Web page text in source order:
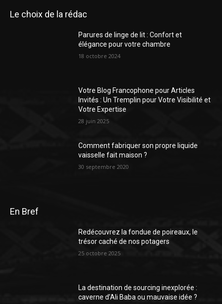
Le choix de la rédac
Parures de linge de lit : Confort et
élégance pour votre chambre
18 octobre 2024
Votre Blog Francophone pour Articles
Invités : Un Tremplin pour Votre Visibilité et
Votre Expertise
28 juin 2025
Comment fabriquer son propre liquide
vaisselle fait maison ?
30 septembre 2020
En Bref
Redécouvrez la fondue de poireaux, le
trésor caché de nos potagers
25 octobre 2025
La destination de sourcing inexplorée :
caverne d’Ali Baba ou mauvaise idée ?